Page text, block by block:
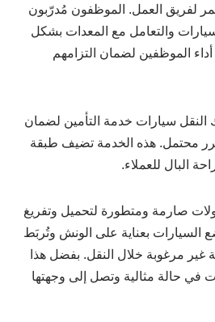
لفريق العمل. الموظفون مُدرّبون
والتعامل مع المعدات بشكل
الموظفين لضمان التزامهم
النقل سيارات خدمة التأمين لضمان
محتمل. هذه الخدمة تضيف طبقة
البال للعملاء.
صارمة ومتطورة لتحميل وتفريغ
السيارات بعناية على الونش وتُربَط
مرغوبة خلال النقل. بفضل هذا
في حالة مثالية وتصل إلى وجهتها